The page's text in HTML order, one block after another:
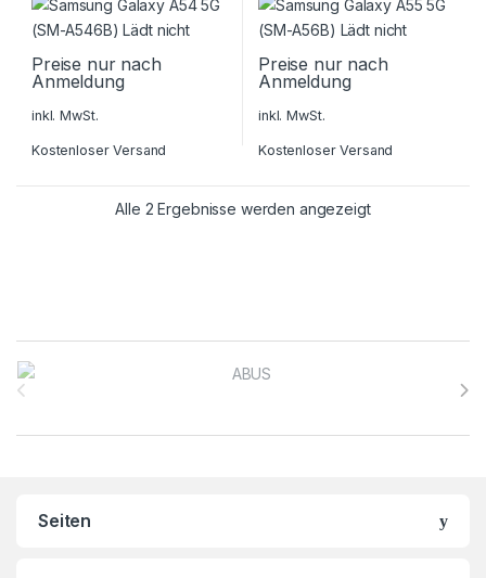
Preise nur nach
Anmeldung
inkl. MwSt.
Kostenloser Versand
Preise nur nach
Anmeldung
inkl. MwSt.
Kostenloser Versand
Alle 2 Ergebnisse werden angezeigt
Brands Carousel
Seiten